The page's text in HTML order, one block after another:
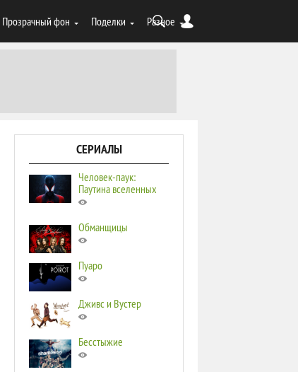
Прозрачный фон Поделки Разное
СЕРИАЛЫ
Человек-паук:
Паутина вселенных
Обманщицы
Пуаро
Дживс и Вустер
Бесстыжие